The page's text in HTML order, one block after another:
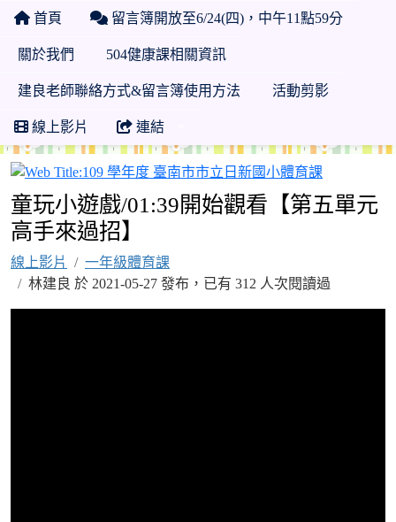
首頁 留言簿開放至6/24(四)，中午11點59分
關於我們 504健康課相關資訊
建良老師聯絡方式&留言簿使用方法 活動剪影
線上影片 連結
109 學年度
童玩小遊戲/01:39開始觀看【第五單元
高手來過招】
線上影片
一年級體育課
林建良 於 2021-05-27 發布，已有 312 人次閱讀過